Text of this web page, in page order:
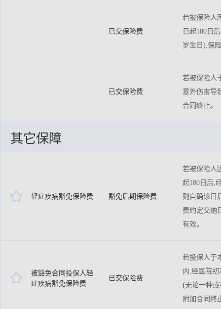
已交保险费
若被保险人
日起180日
岁生日),保
已交保险费
若被保险人
意外伤害导
合同终止。
其它保障
 轻症疾病豁免保险费 豁免后期保险费
若被保险人
起180日后,
则自确诊日
费约定交纳
有效。

被豁免合同投保人轻
症疾病豁免保险费
已交保险费
若投保人于
内,经医院
(无论一种
附加合同终